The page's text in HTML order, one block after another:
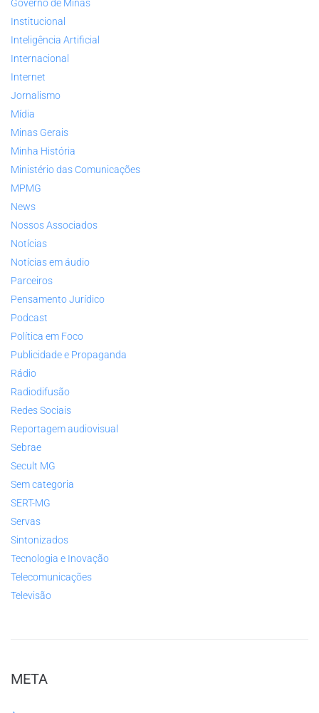
Governo de Minas
Institucional
Inteligência Artificial
Internacional
Internet
Jornalismo
Mídia
Minas Gerais
Minha História
Ministério das Comunicações
MPMG
News
Nossos Associados
Notícias
Notícias em áudio
Parceiros
Pensamento Jurídico
Podcast
Política em Foco
Publicidade e Propaganda
Rádio
Radiodifusão
Redes Sociais
Reportagem audiovisual
Sebrae
Secult MG
Sem categoria
SERT-MG
Servas
Sintonizados
Tecnologia e Inovação
Telecomunicações
Televisão
META